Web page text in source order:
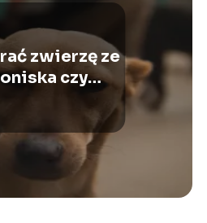
zwierzę ze
czy
Aspekty
i etyczne